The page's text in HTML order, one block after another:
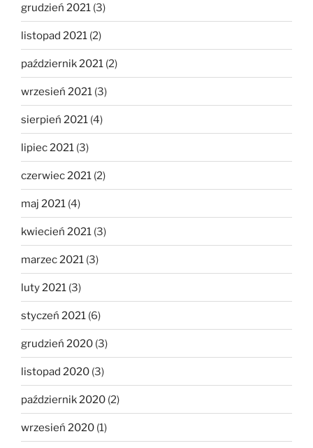
grudzień 2021 (3)
listopad 2021 (2)
październik 2021 (2)
wrzesień 2021 (3)
sierpień 2021 (4)
lipiec 2021 (3)
czerwiec 2021 (2)
maj 2021 (4)
kwiecień 2021 (3)
marzec 2021 (3)
luty 2021 (3)
styczeń 2021 (6)
grudzień 2020 (3)
listopad 2020 (3)
październik 2020 (2)
wrzesień 2020 (1)